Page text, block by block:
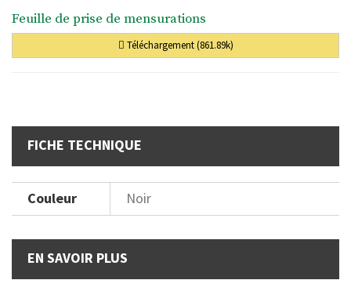
Feuille de prise de mensurations
Téléchargement (861.89k)
FICHE TECHNIQUE
Couleur Noir
EN SAVOIR PLUS